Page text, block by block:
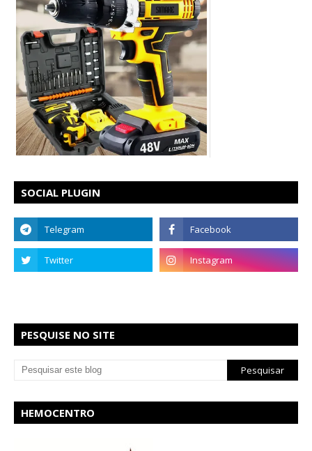
SOCIAL PLUGIN
PESQUISE NO SITE
HEMOCENTRO